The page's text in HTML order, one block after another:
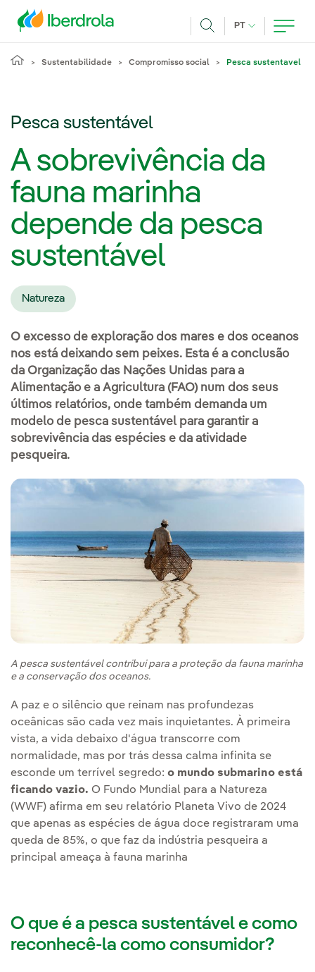
PT IDIOMA ATUAL,
Sustentabilidade Compromisso social Pesca sustentavel
Pesca sustentável
A sobrevivência da
fauna marinha
depende da pesca
sustentável
Natureza
O excesso de exploração dos mares e dos oceanos
nos está deixando sem peixes. Esta é a conclusão
da Organização das Nações Unidas para a
Alimentação e a Agricultura (FAO) num dos seus
últimos relatórios, onde também demanda um
modelo de pesca sustentável para garantir a
sobrevivência das espécies e da atividade
pesqueira.
A pesca sustentável contribui para a proteção da fauna marinha
e a conservação dos oceanos.
A paz e o silêncio que reinam nas profundezas
oceânicas são cada vez mais inquietantes. À primeira
vista, a vida debaixo d'água transcorre com
normalidade, mas por trás dessa calma infinita se
esconde um terrível segredo: o mundo submarino está
ficando vazio. O Fundo Mundial para a Natureza
(WWF) afirma em seu relatório Planeta Vivo de 2024
que apenas as espécies de água doce registraram uma
queda de 85%, o que faz da indústria pesqueira a
principal ameaça à fauna marinha
O que é a pesca sustentável e como
reconhecê-la como consumidor?